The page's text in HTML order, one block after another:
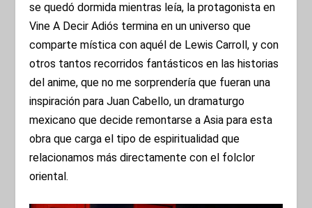
se quedó dormida mientras leía, la protagonista en
Vine A Decir Adiós termina en un universo que
comparte mística con aquél de Lewis Carroll, y con
otros tantos recorridos fantásticos en las historias
del anime, que no me sorprendería que fueran una
inspiración para Juan Cabello, un dramaturgo
mexicano que decide remontarse a Asia para esta
obra que carga el tipo de espiritualidad que
relacionamos más directamente con el folclor
oriental.